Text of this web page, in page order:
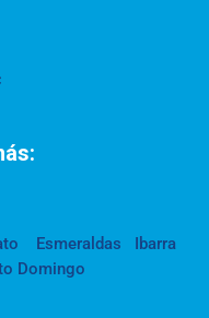
Esmeraldas
Ibarra
Domingo